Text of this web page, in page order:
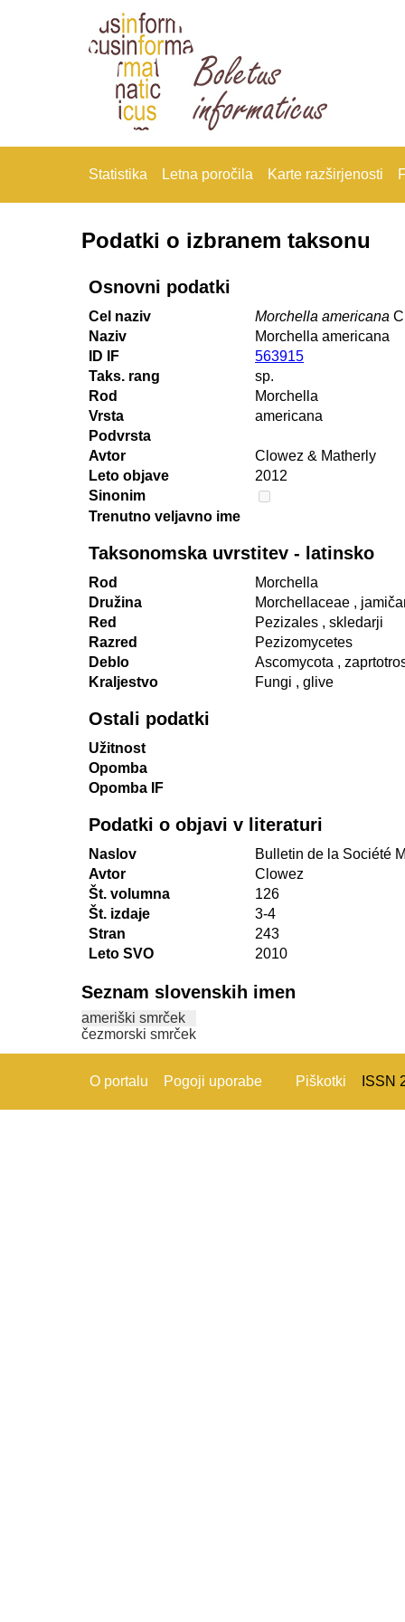
Statistika Letna poročila Karte razširjenosti
Podatki o izbranem taksonu
Osnovni podatki
Cel naziv Morchella americana
Naziv
Morchella americana
ID IF
563915
Taks. rang
sp.
Rod
Morchella
Vrsta
americana
Podvrsta
Avtor
Clowez & Matherly
Leto objave
2012
Sinonim
Trenutno veljavno ime
Taksonomska uvrstitev - latinsko
Rod
Morchella
Družina
Morchellaceae ,
Red
Pezizales , skledarji
Razred
Pezizomycetes
Deblo
Ascomycota ,
Kraljestvo
Fungi , glive
Ostali podatki
Užitnost
Opomba
Opomba IF
Podatki o objavi v literaturi
Naslov
Bulletin de la Société
Avtor
Clowez
Št. volumna
126
Št. izdaje
3-4
Stran
243
Leto SVO
2010
Seznam slovenskih imen
ameriški smrček
čezmorski smrček
O portalu Pogoji uporabe Piškotki ISSN